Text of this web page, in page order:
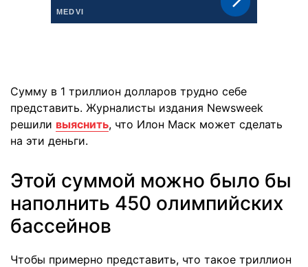
Сумму в 1 триллион долларов трудно себе
представить. Журналисты издания Newsweek
решили выяснить, что Илон Маск может сделать
на эти деньги.
Этой суммой можно было бы
наполнить 450 олимпийских
бассейнов
Чтобы примерно представить, что такое триллион